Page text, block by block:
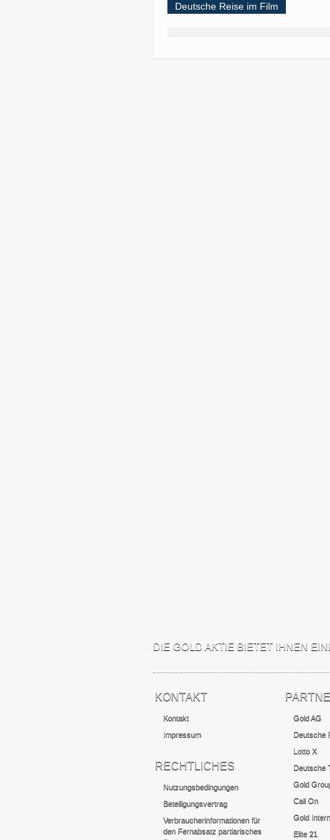
Deutsche Reise im Film
DIE GOLD AKTIE BIETET IHNEN
KONTAKT
Kontakt
Impressum
RECHTLICHES
Nutzungsbedingungen
Beteiligungsvertrag
Verbraucherinformationen für
den Fernabsatz partiarisches
Gold AG
Deutsche
Lotto X
Deutsche
Gold
Call On
Gold
Elite 21